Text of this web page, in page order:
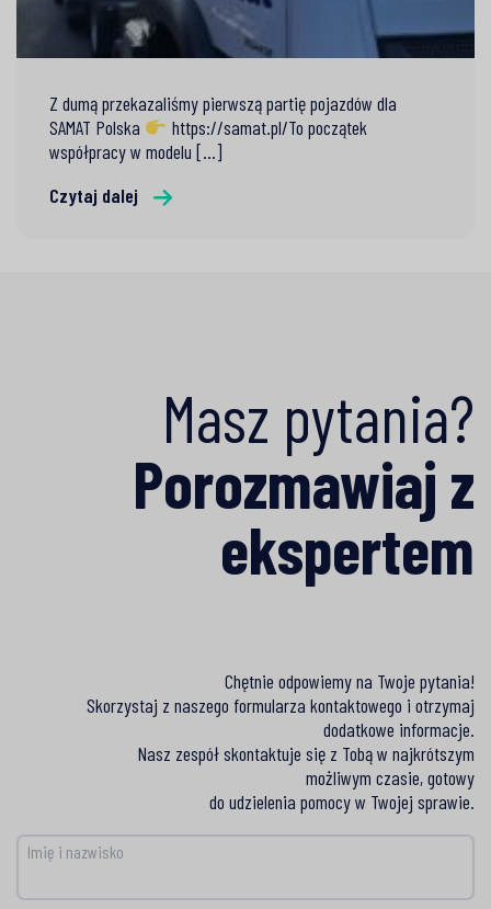
Z dumą przekazaliśmy pierwszą partię pojazdów dla
SAMAT Polska
https://samat.pl/To początek
współpracy w modelu [...]
Czytaj dalej
Masz pytania?
Porozmawiaj z
ekspertem
Chętnie odpowiemy na Twoje pytania!
Skorzystaj z naszego formularza kontaktowego i otrzymaj
dodatkowe informacje.
Nasz zespół skontaktuje się z Tobą w najkrótszym
możliwym czasie, gotowy
do udzielenia pomocy w Twojej sprawie.
Imię i nazwisko